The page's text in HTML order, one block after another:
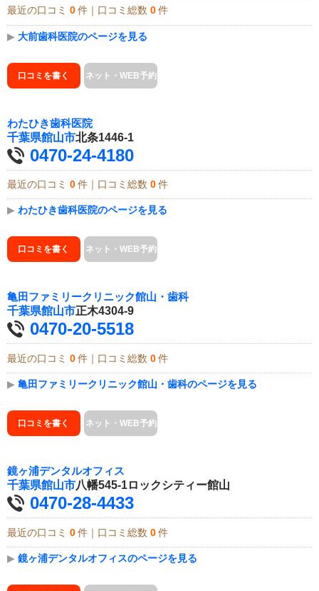
最近の口コミ 0 件｜口コミ総数 0 件
▶ 大前歯科医院のページを見る
口コミを書く ネット・WEB予約
わたひき歯科医院
千葉県館山市北条1446-1
0470-24-4180
最近の口コミ 0 件｜口コミ総数 0 件
▶ わたひき歯科医院のページを見る
口コミを書く ネット・WEB予約
亀田ファミリークリニック館山・歯科
千葉県館山市正木4304-9
0470-20-5518
最近の口コミ 0 件｜口コミ総数 0 件
▶ 亀田ファミリークリニック館山・歯科のページを見る
口コミを書く ネット・WEB予約
鏡ヶ浦デンタルオフィス
千葉県館山市八幡545-1ロックシティー館山
0470-28-4433
最近の口コミ 0 件｜口コミ総数 0 件
▶ 鏡ヶ浦デンタルオフィスのページを見る